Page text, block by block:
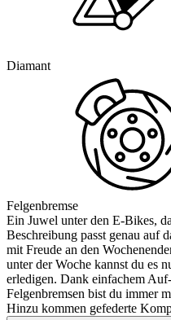
Diamant
Felgenbremse
Ein Juwel unter den E-Bikes,
Beschreibung passt genau
mit Freude an den
unter der Woche kannst du es
erledigen. Dank einfachem
Felgenbremsen bist du immer
Hinzu kommen gefederte